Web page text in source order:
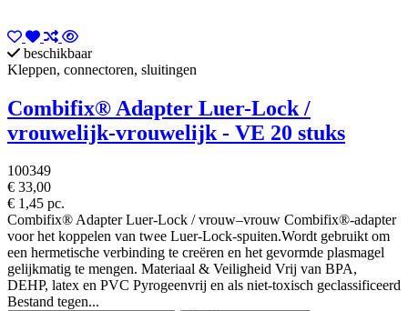
beschikbaar
Kleppen, connectoren, sluitingen
Combifix® Adapter Luer-Lock /
vrouwelijk-vrouwelijk - VE 20 stuks
100349
€ 33,00
€ 1,45 pc.
Combifix® Adapter Luer-Lock / vrouw–vrouw Combifix®-adapter
voor het koppelen van twee Luer-Lock-spuiten.Wordt gebruikt om
een hermetische verbinding te creëren en het gevormde plasmagel
gelijkmatig te mengen. Materiaal & Veiligheid Vrij van BPA,
DEHP, latex en PVC Pyrogeenvrij en als niet-toxisch geclassificeerd
Bestand tegen...